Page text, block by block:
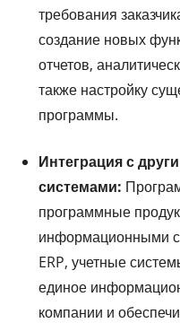
требования
создание новых
отчетов,
также настройку
программы.
Интеграция с
системами:
программные
информационными
ERP, учетные
единое
компании и